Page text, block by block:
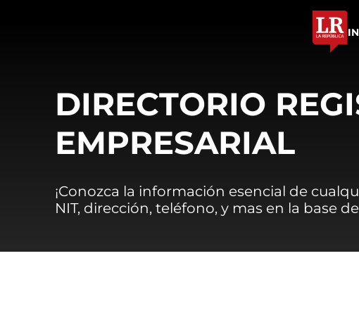
DIRECTORIO
EMPRESARIAL
¡Conozca la información esencial de
NIT, dirección, teléfono, y mas en la base